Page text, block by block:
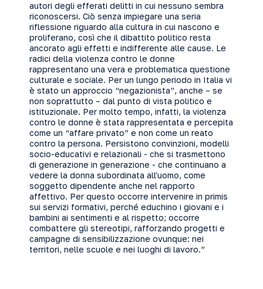
autori degli efferati delitti in cui nessuno sembra
riconoscersi. Ciò senza impiegare una seria
riflessione riguardo alla cultura in cui nascono e
proliferano, così che il dibattito politico resta
ancorato agli effetti e indifferente alle cause. Le
radici della violenza contro le donne
rappresentano una vera e problematica questione
culturale e sociale. Per un lungo periodo in Italia vi
è stato un approccio “negazionista”, anche – se
non soprattutto – dal punto di vista politico e
istituzionale. Per molto tempo, infatti, la violenza
contro le donne è stata rappresentata e percepita
come un “affare privato” e non come un reato
contro la persona. Persistono convinzioni, modelli
socio-educativi e relazionali - che si trasmettono
di generazione in generazione - che continuano a
vedere la donna subordinata all'uomo, come
soggetto dipendente anche nel rapporto
affettivo. Per questo occorre intervenire in primis
sui servizi formativi, perché educhino i giovani e i
bambini ai sentimenti e al rispetto; occorre
combattere gli stereotipi, rafforzando progetti e
campagne di sensibilizzazione ovunque: nei
territori, nelle scuole e nei luoghi di lavoro.”